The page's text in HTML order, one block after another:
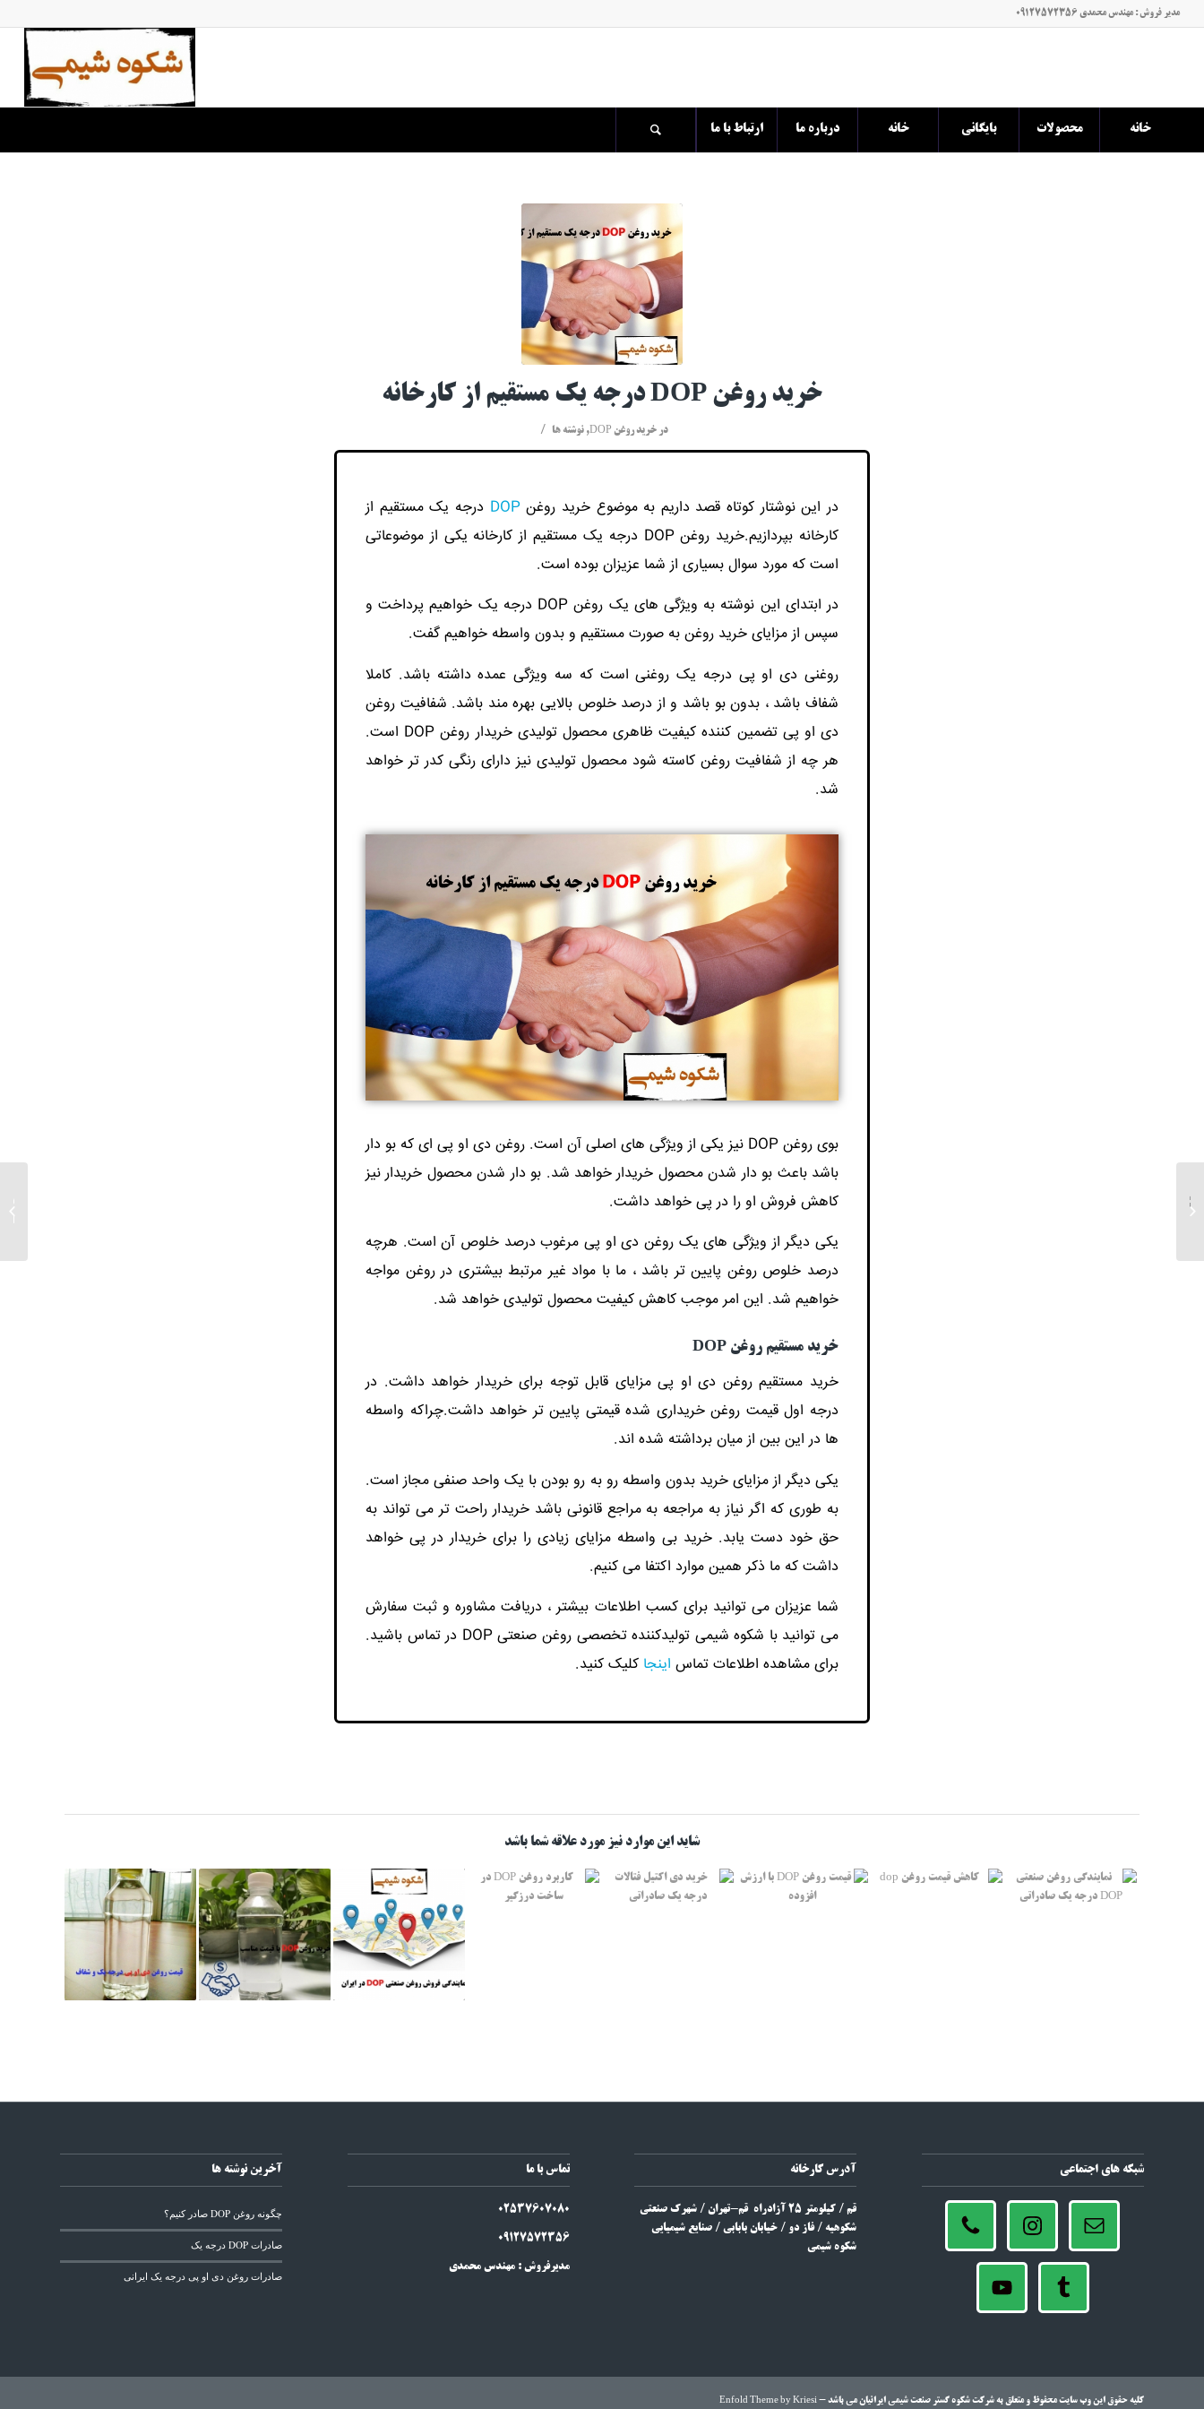
مدیر فروش : مهندس محمدی 09127572356
خانه محصولات بایگانی خانه درباره ما ارتباط با ما
خرید روغن DOP درجه یک مستقیم از کارخانه
در خرید روغن DOP , نوشته ها /
در این نوشتار کوتاه قصد داریم به موضوع خرید روغنDOP درجه یک مستقیم از
کارخانه بپردازیم.خرید روغن DOP درجه یک مستقیم از کارخانه یکی از موضوعاتی
است که مورد سوال بسیاری از شما عزیزان بوده است.
در ابتدای این نوشته به ویژگی های یک روغن DOP درجه یک خواهیم پرداخت و
سپس از مزایای خرید روغن به صورت مستقیم و بدون واسطه خواهیم گفت.
روغنی دی او پی درجه یک روغنی است که سه ویژگی عمده داشته باشد. کاملا
شفاف باشد ، بدون بو باشد و از درصد خلوص بالایی بهره مند باشد. شفافیت روغن
دی او پی تضمین کننده کیفیت ظاهری محصول تولیدی خریدار روغن DOP است.
هر چه از شفافیت روغن کاسته شود محصول تولیدی نیز دارای رنگی کدر تر خواهد
شد.
بوی روغن DOP نیز یکی از ویژگی های اصلی آن است. روغن دی او پی ای که بو دار
باشد باعث بو دار شدن محصول خریدار خواهد شد. بو دار شدن محصول خریدار نیز
کاهش فروش او را در پی خواهد داشت.
یکی دیگر از ویژگی های یک روغن دی او پی مرغوب درصد خلوص آن است. هرچه
درصد خلوص روغن پایین تر باشد ، ما با مواد غیر مرتبط بیشتری در روغن مواجه
خواهیم شد. این امر موجب کاهش کیفیت محصول تولیدی خواهد شد.
خرید مستقیم روغن DOP
خرید مستقیم روغن دی او پی مزایای قابل توجه برای خریدار خواهد داشت. در
درجه اول قیمت روغن خریداری شده قیمتی پایین تر خواهد داشت.چراکه واسطه
ها در این بین از میان برداشته شده اند.
یکی دیگر از مزایای خرید بدون واسطه رو به رو بودن با یک واحد صنفی مجاز است.
به طوری که اگر نیاز به مراجعه به مراجع قانونی باشد خریدار راحت تر می تواند به
حق خود دست یابد. خرید بی واسطه مزایای زیادی را برای خریدار در پی خواهد
داشت که ما ذکر همین موارد اکتفا می کنیم.
شما عزیزان می توانید برای کسب اطلاعات بیشتر ، دریافت مشاوره و ثبت سفارش
می توانید با شکوه شیمی تولیدکننده تخصصی روغن صنعتی DOP در تماس باشید.
برای مشاهده اطلاعات تماس اینجا کلیک کنید.
شاید این موارد نیز مورد علاقه شما باشد
شبکه های اجتماعی آدرس کارخانه
قم / کیلومتر 25 آزادراه قم-تهران / شهرک صنعتی
شکوهیه / فاز دو / خیابان بابابی / صنایع شیمیایی
شکوه شیمی
تماس با ما
02537607080
09127572356
مدیرفروش : مهندس محمدی
آخرین نوشته ها
چگونه روغن DOP صادر کنیم؟
صادرات DOP درجه یک
صادرات روغن دی او پی درجه یک ایرانی
کليه حقوق اين وب سايت محفوظ و متعلق به شرکت شکوه گستر صنعت شیمی ایرانیان مي باشد -Enfold Theme by Kriesi
از